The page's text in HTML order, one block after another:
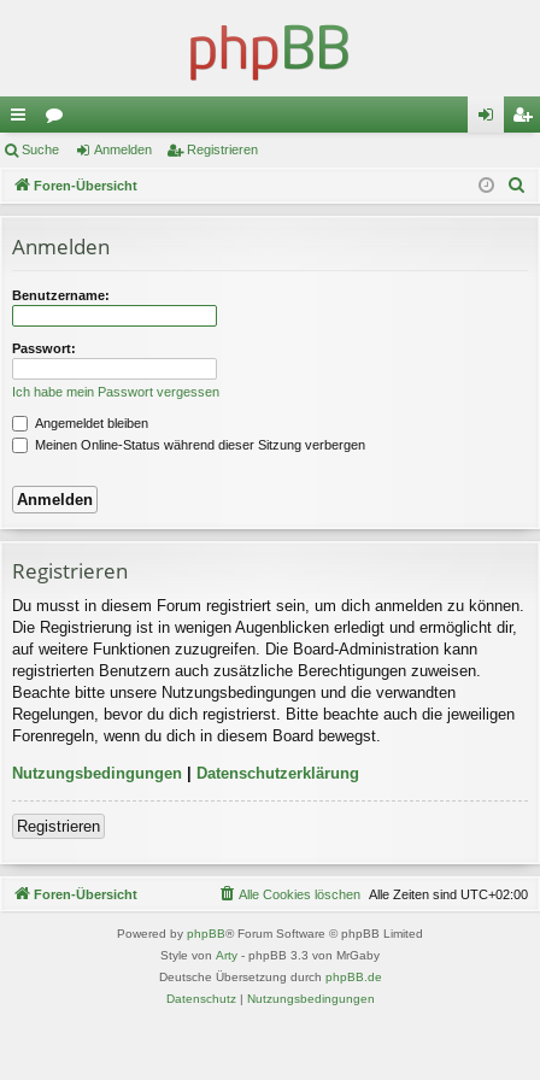
ch
ne
ug
riff
or
en m ist
Suche Anmelden Registrieren
Foren-Übersicht
Anmelden
Benutzername:
Passwort:
Ich habe mein Passwort vergessen
Angemeldet bleiben
Meinen Online-Status während dieser Sitzung verbergen
Registrieren
Du musst in diesem Forum registriert sein, um dich anmelden zu können.
Die Registrierung ist in wenigen Augenblicken erledigt und ermöglicht dir,
auf weitere Funktionen zuzugreifen. Die Board-Administration kann
registrierten Benutzern auch zusätzliche Berechtigungen zuweisen.
Beachte bitte unsere Nutzungsbedingungen und die verwandten
Regelungen, bevor du dich registrierst. Bitte beachte auch die jeweiligen
Forenregeln, wenn du dich in diesem Board bewegst.
Nutzungsbedingungen | Datenschutzerklärung
Registrieren
Foren-Übersicht Alle Zeiten sind UTC+02:00
Alle Cookies löschen
Powered by phpBB® Forum Software © phpBB Limited
Style von Arty - phpBB 3.3 von MrGaby
Deutsche Übersetzung durch phpBB.de
Datenschutz| Nutzungsbedingungen